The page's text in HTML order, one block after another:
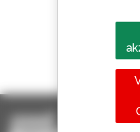
1 von
weltweit